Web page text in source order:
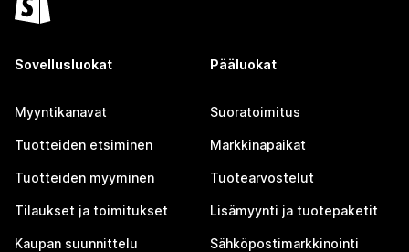
Sovellusluokat
Myyntikanavat
Tuotteiden etsiminen
Tuotteiden myyminen
Tilaukset ja toimitukset
Kaupan suunnittelu
Pääluokat
Suoratoimitus
Markkinapaikat
Tuotearvostelut
Lisämyynti ja tuotepaketit
Sähköpostimarkkinointi